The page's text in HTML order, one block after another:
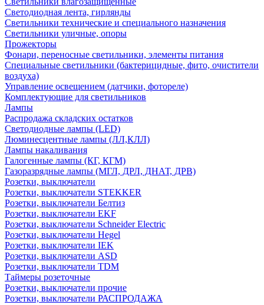
Светодиодная лента, гирлянды
Светильники технические и специального назначения
Светильники уличные, опоры
Прожекторы
Фонари, переносные светильники, элементы питания
Специальные светильники (бактерицидные, фито, очистители
воздуха)
Управление освещением (датчики, фотореле)
Комплектующие для светильников
Лампы
Распродажа складских остатков
Светодиодные лампы (LED)
Люминесцентные лампы (ЛЛ,КЛЛ)
Лампы накаливания
Галогенные лампы (КГ, КГМ)
Газоразрядные лампы (МГЛ, ДРЛ, ДНАТ, ДРВ)
Розетки, выключатели
Розетки, выключатели STEKKER
Розетки, выключатели Белтиз
Розетки, выключатели EKF
Розетки, выключатели Schneider Electric
Розетки, выключатели Hegel
Розетки, выключатели IEK
Розетки, выключатели ASD
Розетки, выключатели TDM
Таймеры розеточные
Розетки, выключатели прочие
Розетки, выключатели РАСПРОДАЖА